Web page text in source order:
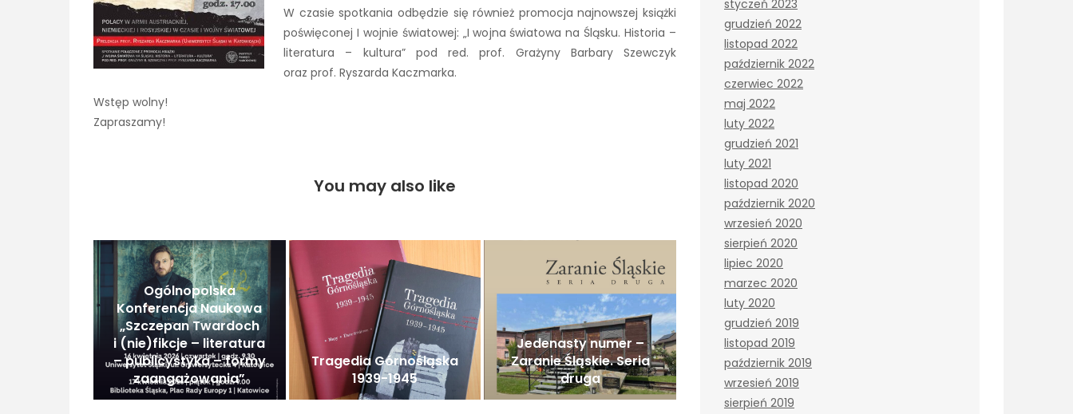
W czasie spotkania odbędzie się również promocja najnowszej książki
poświęconej I wojnie światowej: „I wojna światowa na Śląsku. Historia –
literatura – kultura” pod red. prof. Grażyny Barbary Szewczyk
oraz prof. Ryszarda Kaczmarka.
Wstęp wolny!
Zapraszamy!
You may also like
Ogólnopolska
Konferencja Naukowa
„Szczepan Twardoch
i (nie)fikcje – literatura
– publicystyka – formy
zaangażowania”
Tragedia Górnośląska
1939-1945
Jedenasty numer –
Zaranie Śląskie. Seria
druga
styczeń 2023
grudzień 2022
listopad 2022
październik 2022
czerwiec 2022
maj 2022
luty 2022
grudzień 2021
luty 2021
listopad 2020
październik 2020
wrzesień 2020
sierpień 2020
lipiec 2020
marzec 2020
luty 2020
grudzień 2019
listopad 2019
październik 2019
wrzesień 2019
sierpień 2019